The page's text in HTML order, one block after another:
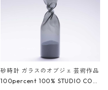
砂時計 ガラスのオブジェ 芸術作品
100percent 100% STUDIO COH